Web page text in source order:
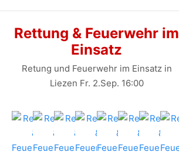
Rettung & Feuerwehr im
Einsatz
Retung und Feuerwehr im Einsatz in
Liezen Fr. 2.Sep. 16:00